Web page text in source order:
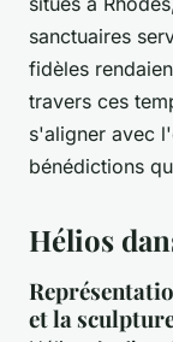
sanctuaires
fidèles
travers ces
s'aligner avec
bénédictions
Hélios
et la